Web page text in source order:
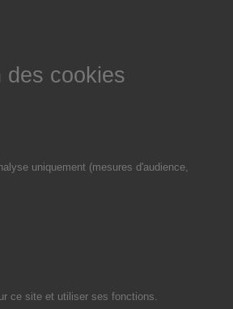
des cookies
uniquement (mesures d'audience,
ce site et utiliser ses fonctions.